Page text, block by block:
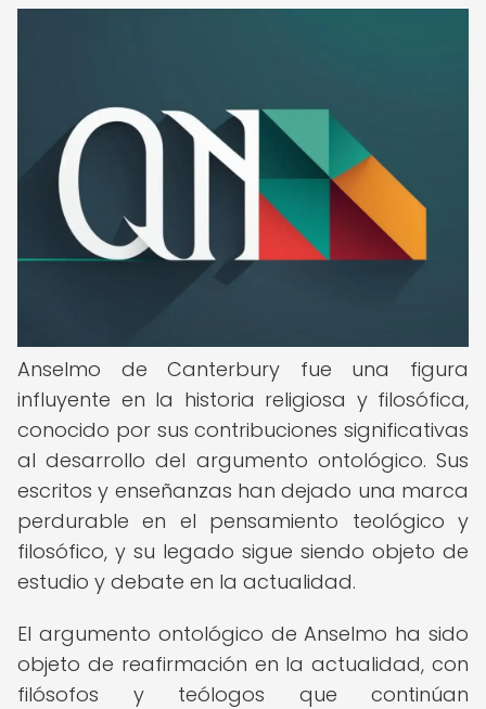
Anselmo de Canterbury fue una figura
influyente en la historia religiosa y filosófica,
conocido por sus contribuciones significativas
al desarrollo del argumento ontológico. Sus
escritos y enseñanzas han dejado una marca
perdurable en el pensamiento teológico y
filosófico, y su legado sigue siendo objeto de
estudio y debate en la actualidad.
El argumento ontológico de Anselmo ha sido
objeto de reafirmación en la actualidad, con
filósofos y teólogos que continúan